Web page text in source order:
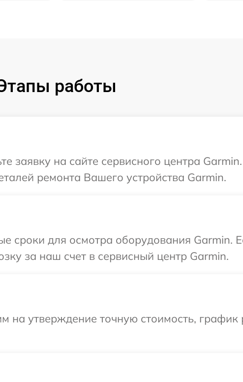
работы
заявку на сайте сервисного центра
ремонта Вашего устройства Garmin.
сроки для осмотра оборудования Garmin.
за наш счет в сервисный центр Garmin.
на утверждение точную стоимость, график